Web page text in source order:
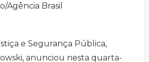
Agência Brasil
e Segurança Pública,
anunciou nesta quarta-